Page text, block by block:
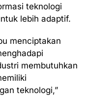
teknologi
lebih adaptif.
menciptakan
membutuhkan
teknologi,”